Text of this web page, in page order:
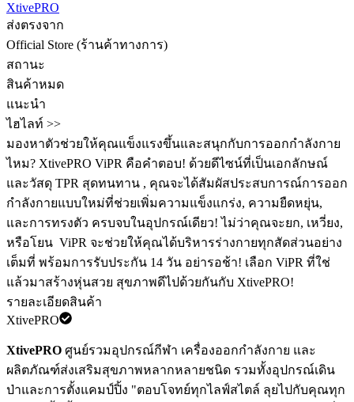
XtivePRO
ส่งตรงจาก
Official Store (ร้านค้าทางการ)
สถานะ
สินค้าหมด
แนะนำ
ไฮไลท์ >>
มองหาตัวช่วยให้คุณแข็งแรงขึ้นและสนุกกับการออกกำลังกาย
ไหม? XtivePRO ViPR คือคำตอบ! ด้วยดีไซน์ที่เป็นเอกลักษณ์
และวัสดุ TPR สุดทนทาน , คุณจะได้สัมผัสประสบการณ์การออก
กำลังกายแบบใหม่ที่ช่วยเพิ่มความแข็งแกร่ง, ความยืดหยุ่น,
และการทรงตัว ครบจบในอุปกรณ์เดียว! ไม่ว่าคุณจะยก, เหวี่ยง,
หรือโยน ️ ViPR จะช่วยให้คุณได้บริหารร่างกายทุกสัดส่วนอย่าง
เต็มที่ พร้อมการรับประกัน 14 วัน อย่ารอช้า! เลือก ViPR ที่ใช่
แล้วมาสร้างหุ่นสวย สุขภาพดีไปด้วยกันกับ XtivePRO!
รายละเอียดสินค้า
XtivePRO
XtivePRO ศูนย์รวมอุปกรณ์กีฬา เครื่องออกกำลังกาย และ
ผลิตภัณฑ์ส่งเสริมสุขภาพหลากหลายชนิด รวมทั้งอุปกรณ์เดิน
ป่าและการตั้งแคมป์ปิ้ง "ตอบโจทย์ทุกไลฟ์สไตล์ ลุยไปกับคุณทุก